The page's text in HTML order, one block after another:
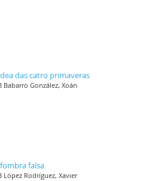
das catro primaveras
Babarro González, Xoán
falsa
López Rodríguez, Xavier